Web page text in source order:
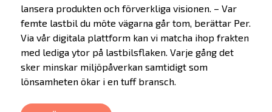
lansera produkten och förverkliga visionen. – Var
femte lastbil du möte vägarna går tom, berättar Per.
Via vår digitala plattform kan vi matcha ihop frakten
med lediga ytor på lastbilsflaken. Varje gång det
sker minskar miljöpåverkan samtidigt som
lönsamheten ökar i en tuff bransch.